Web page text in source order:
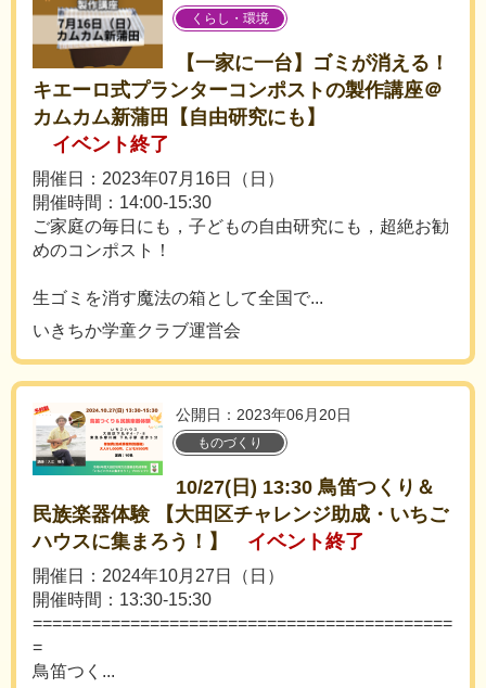
くらし・環境
【一家に一台】ゴミが消える！
キエーロ式プランターコンポストの製作講座＠
カムカム新蒲田【自由研究にも】
イベント終了
開催日：2023年07月16日（日）
開催時間：14:00-15:30
ご家庭の毎日にも，子どもの自由研究にも，超絶お勧
めのコンポスト！
生ゴミを消す魔法の箱として全国で...
いきちか学童クラブ運営会
公開日：2023年06月20日
ものづくり
10/27(日) 13:30 鳥笛つくり＆
民族楽器体験 【大田区チャレンジ助成・いちご
ハウスに集まろう！】
イベント終了
開催日：2024年10月27日（日）
開催時間：13:30-15:30
===========================================
=
鳥笛つく...